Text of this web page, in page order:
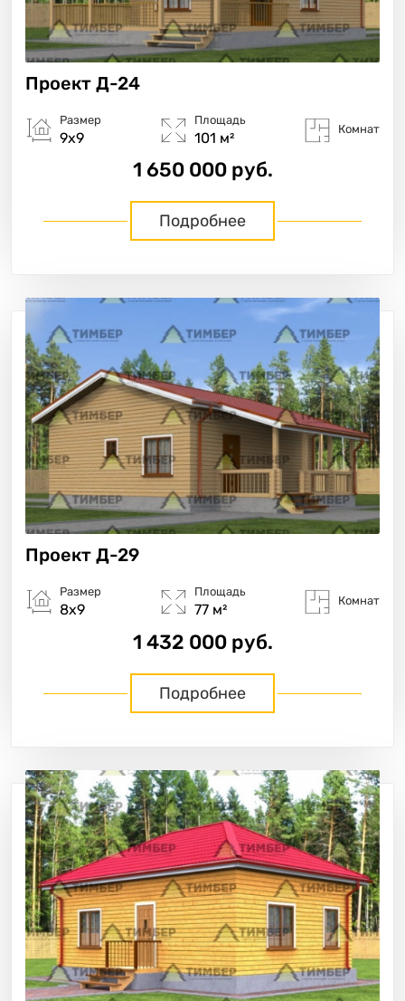
Проект Д-24
Размер
9х9
Площадь
101 м²
Комнат
1 650 000 руб.
Подробнее
Проект Д-29
Размер
8х9
Площадь
77 м²
Комнат
1 432 000 руб.
Подробнее